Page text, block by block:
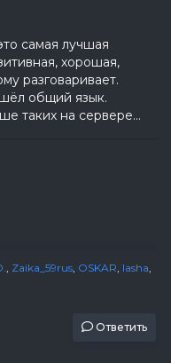
самая лучшая
хорошая,
разговаривает.
общий язык.
таких на сервере...
, Zaika_59rus, ОSKAR, lasha,
Ответить